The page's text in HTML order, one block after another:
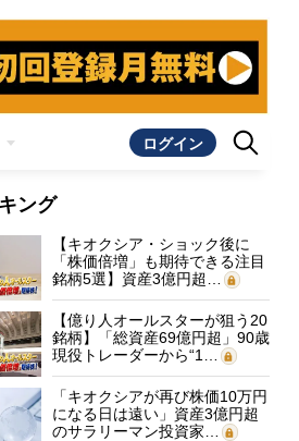
ログイン
ング
【キオクシア・ショック後に
「株価倍増」も期待できる注目
銘柄5選】資産3億円超…
【億り人オールスターが狙う20
銘柄】「総資産69億円超」90歳
現役トレーダーから“1…
「キオクシアが再び株価10万円
になる日は遠い」資産3億円超
のサラリーマン投資家…